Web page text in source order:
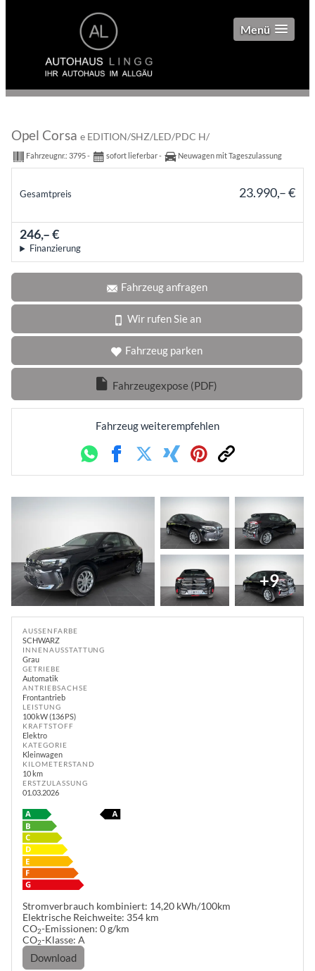
Menü
Opel Corsa e EDITION/SHZ/LED/PDC H/
Fahrzeugnr.: 3795 sofort lieferbar Neuwagen mit Tageszulassung
Gesamtpreis 23.990,– €
246,– €
Finanzierung
Fahrzeug anfragen
Wir rufen Sie an
Fahrzeug parken
Fahrzeugexpose (PDF)
Fahrzeug weiterempfehlen
WhatsappFacebookTwitterXing PinterestLink
+9
AUSSENFARBE
SCHWARZ
INNENAUSSTATTUNG
Grau
GETRIEBE
Automatik
ANTRIEBSACHSE
Frontantrieb
LEISTUNG
100 kW (136 PS)
KRAFTSTOFF
Elektro
KATEGORIE
Kleinwagen
KILOMETERSTAND
10 km
ERSTZULASSUNG
01.03.2026
Stromverbrauch kombiniert: 14,20 kWh/100km
Elektrische Reichweite: 354 km
CO2-Emissionen: 0 g/km
CO2-Klasse: A
Download